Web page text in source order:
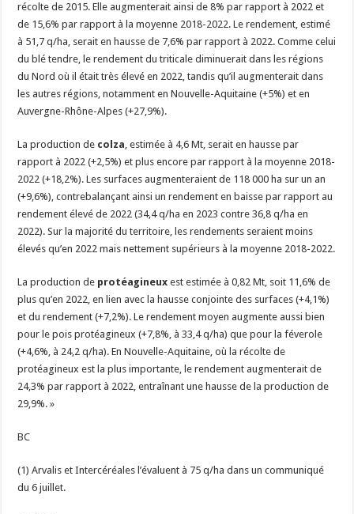
récolte de 2015. Elle augmenterait ainsi de 8% par rapport à 2022 et
de 15,6% par rapport à la moyenne 2018-2022. Le rendement, estimé
à 51,7 q/ha, serait en hausse de 7,6% par rapport à 2022. Comme celui
du blé tendre, le rendement du triticale diminuerait dans les régions
du Nord où il était très élevé en 2022, tandis qu’il augmenterait dans
les autres régions, notamment en Nouvelle-Aquitaine (+5%) et en
Auvergne-Rhône-Alpes (+27,9%).
La production de colza, estimée à 4,6 Mt, serait en hausse par
rapport à 2022 (+2,5%) et plus encore par rapport à la moyenne 2018-
2022 (+18,2%). Les surfaces augmenteraient de 118 000 ha sur un an
(+9,6%), contrebalançant ainsi un rendement en baisse par rapport au
rendement élevé de 2022 (34,4 q/ha en 2023 contre 36,8 q/ha en
2022). Sur la majorité du territoire, les rendements seraient moins
élevés qu’en 2022 mais nettement supérieurs à la moyenne 2018-2022.
La production de protéagineux est estimée à 0,82 Mt, soit 11,6% de
plus qu’en 2022, en lien avec la hausse conjointe des surfaces (+4,1%)
et du rendement (+7,2%). Le rendement moyen augmente aussi bien
pour le pois protéagineux (+7,8%, à 33,4 q/ha) que pour la féverole
(+4,6%, à 24,2 q/ha). En Nouvelle-Aquitaine, où la récolte de
protéagineux est la plus importante, le rendement augmenterait de
24,3% par rapport à 2022, entraînant une hausse de la production de
29,9%. »
BC
(1) Arvalis et Intercéréales l’évaluent à 75 q/ha dans un communiqué
du 6 juillet.